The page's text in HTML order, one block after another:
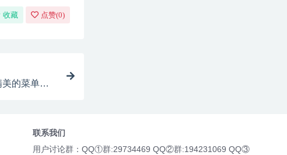
收藏 点赞(0)
的菜单栏
联系我们
用户讨论群：QQ①群:29734469 QQ②群:194231069 QQ③